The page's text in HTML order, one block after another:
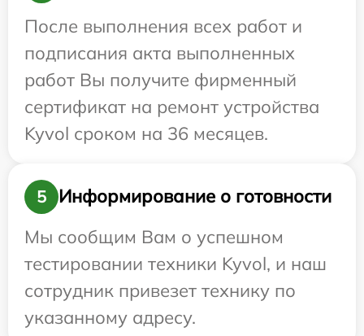
После выполнения всех работ и
подписания акта выполненных
работ Вы получите фирменный
сертификат на ремонт устройства
Kyvol сроком на 36 месяцев.
5
Информирование о готовности
Мы сообщим Вам о успешном
тестировании техники Kyvol, и наш
сотрудник привезет технику по
указанному адресу.